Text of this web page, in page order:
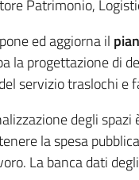
Patrimonio,
ed aggiorna il
la progettazione di
servizio traslochi e
degli
la spesa
La banca dati